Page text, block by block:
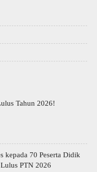
Tahun 2026!
kepada 70 Peserta Didik
PTN 2026